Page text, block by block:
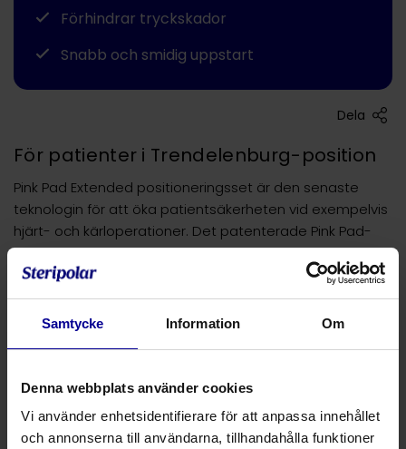
Samtycke Information Om
Denna webbplats använder cookies
Vi använder enhetsidentifierare för att anpassa innehållet
och annonserna till användarna, tillhandahålla funktioner
För patienter i Trendelenburg-position
Pink Pad Extended positioneringsset är den senaste
teknologin för att öka patientsäkerheten vid exempelvis
hjärt- och kärloperationer. Det patenterade Pink Pad-
materialet avlastar och skyddar huden i utsatta
områden (scapula, sacrum, hälar) från cellnedbrytning
och uppkomst av trycksår.
Öppen cell-design transporterar bort fukt och håller
huden torr
Minimerar risken för sjukhusförvärvade tryckskador
Praktiskt med färdiga set som minskar
förberedelsetiden inför operation
Förhindrar tryckskador
Snabb och smidig uppstart
Dela